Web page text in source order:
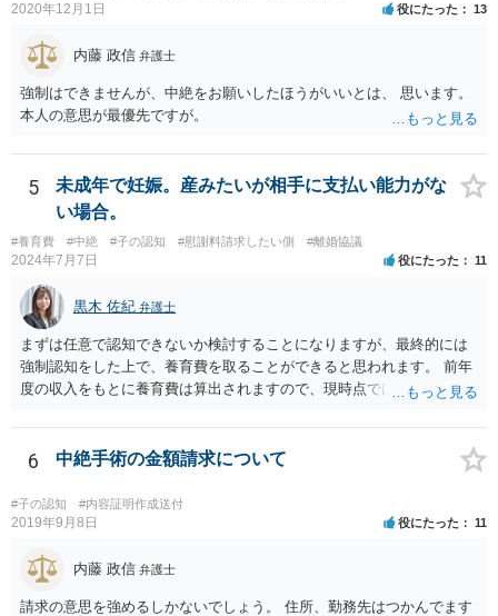
2020年12月1日 役にたった 13
内藤 政信 弁護士
強制はできませんが、中絶をお願いしたほうがいいとは、 思います。
本人の意思が最優先ですが。
5
未成年で妊娠。産みたいが相手に支払い能力がな
い場合。
#養育費 #中絶 #子の認知 #慰謝料請求したい側 #離婚協議
2024年7月7日 役にたった 11
黒木 佐紀 弁護士
まずは任意で認知できないか検討することになりますが、最終的には
強制認知をした上で、養育費を取ることができると思われます。 前年
度の収入をもとに養育費は算出されますので、現時点では少額しか取
育費の増額調停を起こすこともできます。 仮に中絶する場合でも、相
手方が妊娠について話し合いをしっかりしてくれない場合には、慰謝
料請求などもできる可能性があります。 いずれにせよ、親御さんとの
関わりが不可欠となると思われますので、一度話し合った上で、法律
事務所へ早めのご相談をされたほうがよろしいかと思います。
6 中絶手術の金額請求について
#子の認知 #内容証明作成送付
2019年9月8日 役にたった 11
内藤 政信 弁護士
請求の意思を強めるしかないでしょう。 住所、勤務先はつかんでます